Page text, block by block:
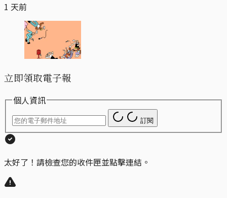
1 天前
立即領取電子報
個人資訊
訂閱
太好了！請檢查您的收件匣並點擊連結。